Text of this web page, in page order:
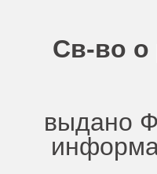
Св-во о
выдано